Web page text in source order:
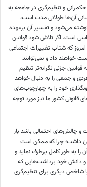
حکمرانی و تنظیم‌گری در جامعه به
آن‌ها طولانی مدت است،
می‌شود و تفسیر آن برعهده
است. اگر تلاش شود قوانین
که شتاب تغییرات اجتماعی
خواهند داد و نمی‌توانند
قوانین جزئینگرانه‌تر تنظیم
و جمعی را به دنبال خواهد
خود را به چهارچوب‌های
کشور ما نیز مورد توجه
و چالش‌های احتمالی باشد باز
قانون اطمینان داشت؛ چرا که ممکن است
را به طور کامل برطرف نماید و
و دانش خود برداشت‌هایی که
شاخص دیگری برای تنظیم‌گری